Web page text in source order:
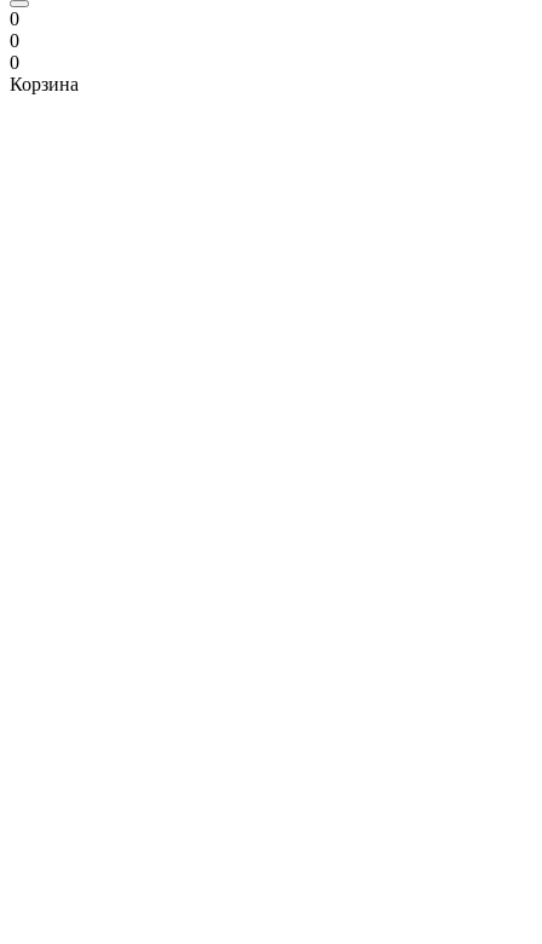
0
0
0
Корзина